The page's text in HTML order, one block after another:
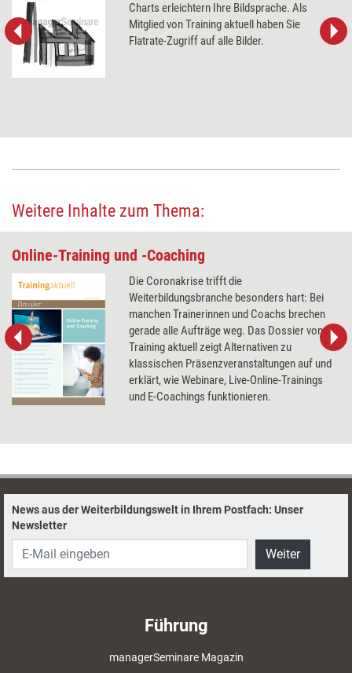
Charts erleichtern Ihre Bildsprache. Als
Mitglied von Training aktuell haben Sie
Flatrate-Zugriff auf alle Bilder.
Weitere Inhalte zum Thema:
Online-Training und -Coaching
Die Coronakrise trifft die
Weiterbildungsbranche besonders hart: Bei
manchen Trainerinnen und Coachs brechen
gerade alle Aufträge weg. Das Dossier von
Training aktuell zeigt Alternativen zu
klassischen Präsenzveranstaltungen auf und
erklärt, wie Webinare, Live-Online-Trainings
und E-Coachings funktionieren.
News aus der Weiterbildungswelt in Ihrem Postfach: Unser
Newsletter
Weiter
Führung
managerSeminare Magazin